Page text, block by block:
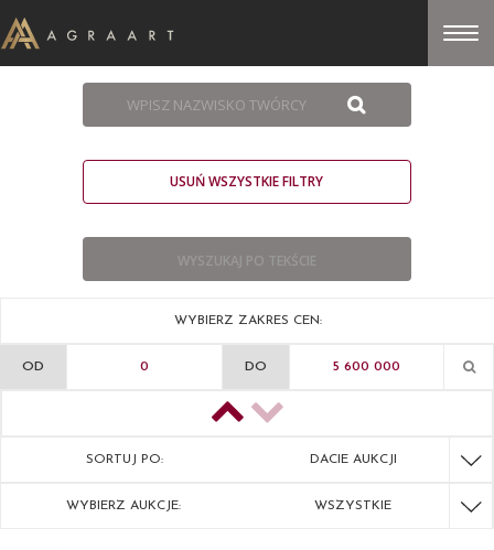
USUŃ WSZYSTKIE FILTRY
WYBIERZ ZAKRES CEN:
OD DO
SORTUJ PO: DACIE AUKCJI
WYBIERZ AUKCJE: WSZYSTKIE